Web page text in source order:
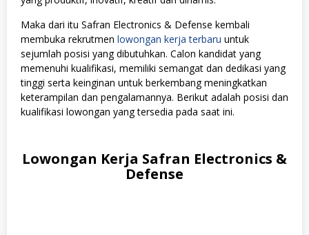
Maka dari itu Safran Electronics & Defense kembali
membuka rekrutmen lowongan kerja terbaru untuk
sejumlah posisi yang dibutuhkan. Calon kandidat yang
memenuhi kualifikasi, memiliki semangat dan dedikasi yang
tinggi serta keinginan untuk berkembang meningkatkan
keterampilan dan pengalamannya. Berikut adalah posisi dan
kualifikasi lowongan yang tersedia pada saat ini.
Lowongan Kerja Safran Electronics &
Defense